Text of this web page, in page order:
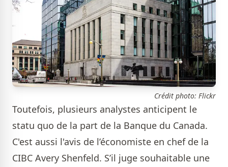
Crédit photo: Flickr
Toutefois, plusieurs analystes anticipent le
statu quo de la part de la Banque du Canada.
C'est aussi l'avis de l’économiste en chef de la
CIBC Avery Shenfeld. S’il juge souhaitable une